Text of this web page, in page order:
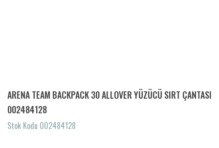
ARENA TEAM BACKPACK 30 ALLOVER YÜZÜCÜ SIRT ÇANTASI
002484128
Stok Kodu 002484128